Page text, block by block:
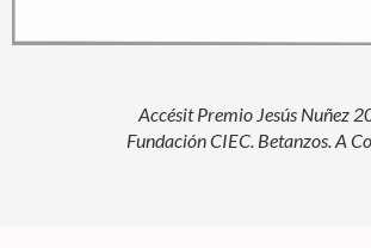
Accésit Premio Jesús Nuñez
Fundación CIEC. Betanzos. A